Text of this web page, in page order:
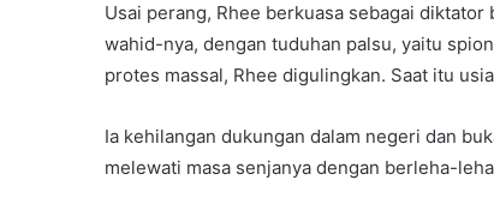
Usai perang, Rhee berkuasa sebagai
wahid-nya, dengan tuduhan palsu, yaitu
protes massal, Rhee digulingkan. Saat itu
Ia kehilangan dukungan dalam negeri dan
melewati masa senjanya dengan berleha-